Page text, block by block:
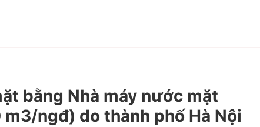
bằng Nhà máy nước mặt
ngđ) do thành phố Hà Nội